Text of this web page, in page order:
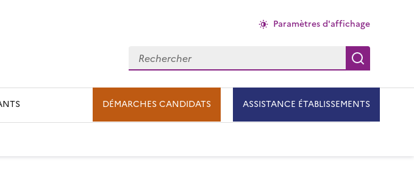
Paramètres d'affichage
Rechercher
DÉMARCHES CANDIDATS ASSISTANCE ÉTABLISSEMENTS